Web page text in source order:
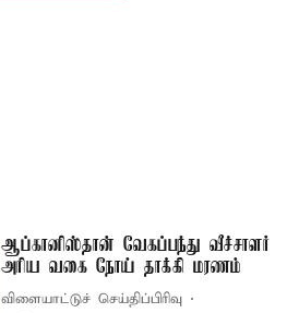
ஆப்கானிஸ்தான் வேகப்பந்து வீச்சாளர்
அரிய வகை நோய் தாக்கி மரணம்
விளையாட்டுச் செய்திப்பிரிவு